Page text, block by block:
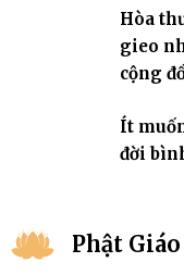
Hòa
gieo
cộng
Ít
đời
Phật